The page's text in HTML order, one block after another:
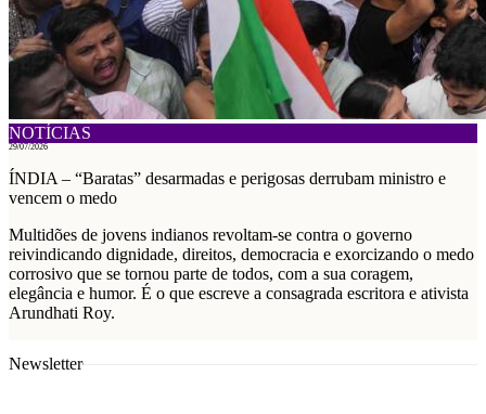
NOTÍCIAS
29/07/2026
ÍNDIA – “Baratas” desarmadas e perigosas derrubam ministro e
vencem o medo
Multidões de jovens indianos revoltam-se contra o governo
reivindicando dignidade, direitos, democracia e exorcizando o medo
corrosivo que se tornou parte de todos, com a sua coragem,
elegância e humor. É o que escreve a consagrada escritora e ativista
Arundhati Roy.
Newsletter